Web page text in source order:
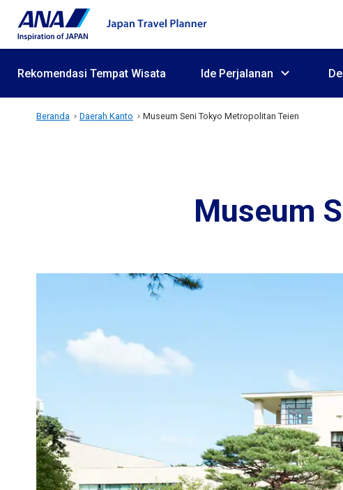
Rekomendasi Tempat Wisata Ide Perjalanan
Beranda Daerah Kanto Museum Seni Tokyo Metropolitan Teien
Museum